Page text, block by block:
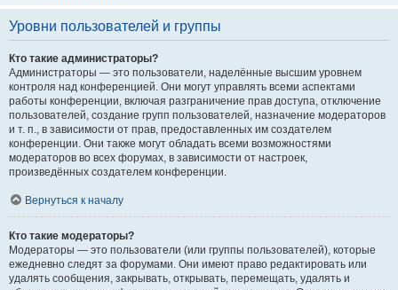
Уровни пользователей и группы
Кто такие администраторы?
Администраторы — это пользователи, наделённые высшим уровнем
контроля над конференцией. Они могут управлять всеми аспектами
работы конференции, включая разграничение прав доступа, отключение
пользователей, создание групп пользователей, назначение модераторов
и т. п., в зависимости от прав, предоставленных им создателем
конференции. Они также могут обладать всеми возможностями
модераторов во всех форумах, в зависимости от настроек,
произведённых создателем конференции.
Вернуться к началу
Кто такие модераторы?
Модераторы — это пользователи (или группы пользователей), которые
ежедневно следят за форумами. Они имеют право редактировать или
удалять сообщения, закрывать, открывать, перемещать, удалять и